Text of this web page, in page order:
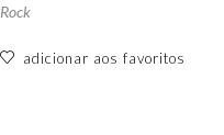
Rock
adicionar aos favoritos